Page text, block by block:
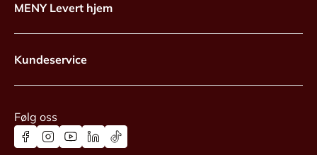
MENY Levert hjem
Kundeservice
Følg oss